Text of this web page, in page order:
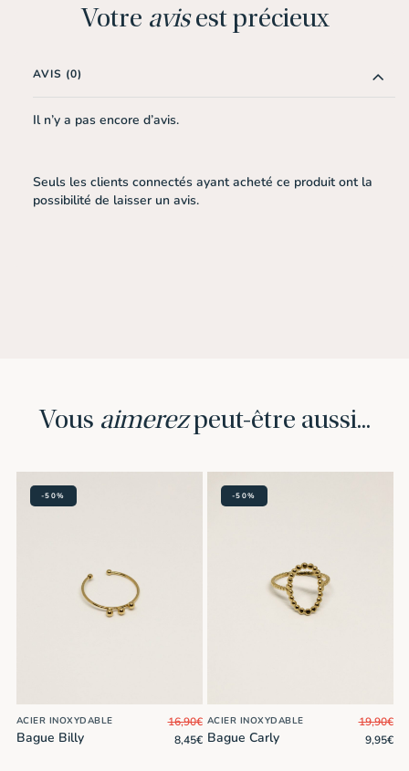
Votre avisest précieux
AVIS (0)
Il n’y a pas encore d’avis.
Seuls les clients connectés ayant acheté ce produit ont la
possibilité de laisser un avis.
Vous aimerezpeut-être aussi...
-50%
ACIER INOXYDABLE
Bague Billy
16,90€
Le
8,45€Le
-50%
ACIER INOXYDABLE
Bague Carly
19,90€
Le
9,95€Le